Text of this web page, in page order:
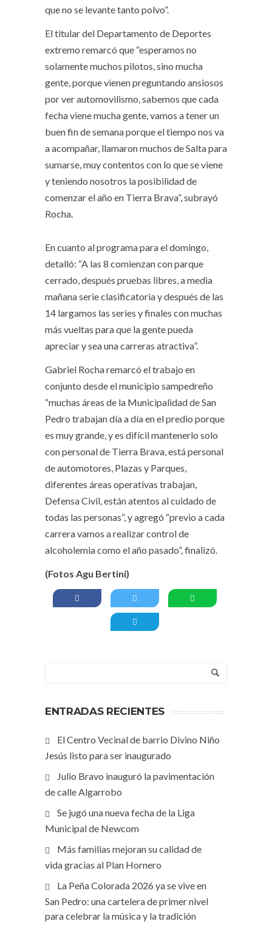
que no se levante tanto polvo”.
El titular del Departamento de Deportes
extremo remarcó que “esperamos no
solamente muchos pilotos, sino mucha
gente, porque vienen preguntando ansiosos
por ver automovilismo, sabemos que cada
fecha viene mucha gente, vamos a tener un
buen fin de semana porque el tiempo nos va
a acompañar, llamaron muchos de Salta para
sumarse, muy contentos con lo que se viene
y teniendo nosotros la posibilidad de
comenzar el año en Tierra Brava”, subrayó
Rocha.
En cuanto al programa para el domingo,
detalló: “A las 8 comienzan con parque
cerrado, después pruebas libres, a media
mañana serie clasificatoria y después de las
14 largamos las series y finales con muchas
más vueltas para que la gente pueda
apreciar y sea una carreras atractiva”.
Gabriel Rocha remarcó el trabajo en
conjunto desde el municipio sampedreño
“muchas áreas de la Municipalidad de San
Pedro trabajan día a día en el predio porque
es muy grande, y es difícil mantenerlo solo
con personal de Tierra Brava, está personal
de automotores, Plazas y Parques,
diferentes áreas operativas trabajan,
Defensa Civil, están atentos al cuidado de
todas las personas”, y agregó “previo a cada
carrera vamos a realizar control de
alcoholemia como el año pasado”, finalizó.
(Fotos Agu Bertini)
ENTRADAS RECIENTES
El Centro Vecinal de barrio Divino Niño
Jesús listo para ser inaugurado
Julio Bravo inauguró la pavimentación
de calle Algarrobo
Se jugó una nueva fecha de la Liga
Municipal de Newcom
Más familias mejoran su calidad de
vida gracias al Plan Hornero
La Peña Colorada 2026 ya se vive en
San Pedro: una cartelera de primer nivel
para celebrar la música y la tradición